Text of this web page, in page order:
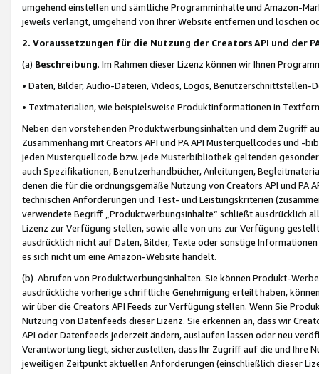
umgehend einstellen und sämtliche Programminhalte und Amazon-
jeweils verlangt, umgehend von Ihrer Website entfernen und löschen
2. Voraussetzungen für die Nutzung der Creators API und der
(a) Beschreibung. Im Rahmen dieser Lizenz können wir Ihnen
• Daten, Bilder, Audio-Dateien, Videos, Logos, Benutzerschnittstellen-
• Textmaterialien, wie beispielsweise Produktinformationen in
Neben den vorstehenden Produktwerbungsinhalten und dem Zugriff
Zusammenhang mit Creators API und PA API Musterquellcodes und
jeden Musterquellcode bzw. jede Musterbibliothek geltenden
auch Spezifikationen, Benutzerhandbücher, Anleitungen,
denen die für die ordnungsgemäße Nutzung von Creators API und PA
technischen Anforderungen und Test- und Leistungskriterien
verwendete Begriff „Produktwerbungsinhalte“ schließt ausdrücklich
Lizenz zur Verfügung stellen, sowie alle von uns zur Verfügung
ausdrücklich nicht auf Daten, Bilder, Texte oder sonstige
es sich nicht um eine Amazon-Website handelt.
(b) Abrufen von Produktwerbungsinhalten. Sie können Produkt-
ausdrückliche vorherige schriftliche Genehmigung erteilt haben,
wir über die Creators API Feeds zur Verfügung stellen. Wenn Sie
Nutzung von Datenfeeds dieser Lizenz. Sie erkennen an, dass wir
API oder Datenfeeds jederzeit ändern, auslaufen lassen oder neu
Verantwortung liegt, sicherzustellen, dass Ihr Zugriff auf die und Ihre
jeweiligen Zeitpunkt aktuellen Anforderungen (einschließlich dieser